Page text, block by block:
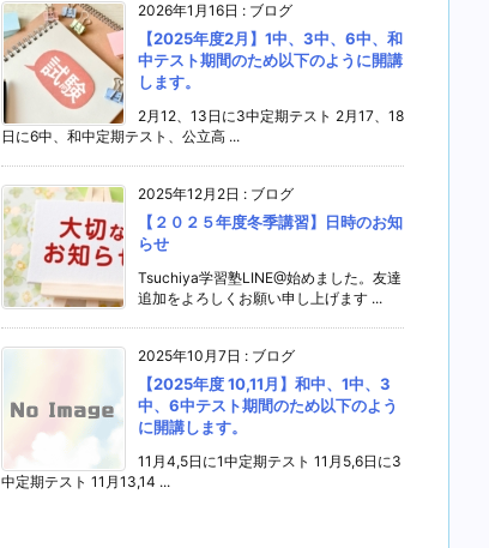
2026年1月16日 : ブログ
【2025年度2月】1中、3中、6中、和
中テスト期間のため以下のように開講
します。
2月12、13日に3中定期テスト 2月17、18
日に6中、和中定期テスト、公立高 ...
2025年12月2日 : ブログ
【２０２５年度冬季講習】日時のお知
らせ
Tsuchiya学習塾LINE@始めました。友達
追加をよろしくお願い申し上げます ...
2025年10月7日 : ブログ
【2025年度 10,11月】和中、1中、3
中、6中テスト期間のため以下のよう
に開講します。
11月4,5日に1中定期テスト 11月5,6日に3
中定期テスト 11月13,14 ...